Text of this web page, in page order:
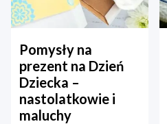
Pomysły na
prezent na Dzień
Dziecka –
nastolatkowie i
maluchy